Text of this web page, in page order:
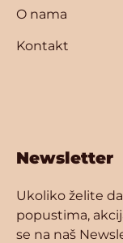
O nama
Kontakt
Newsletter
Ukoliko želite
popustima,
se na naš